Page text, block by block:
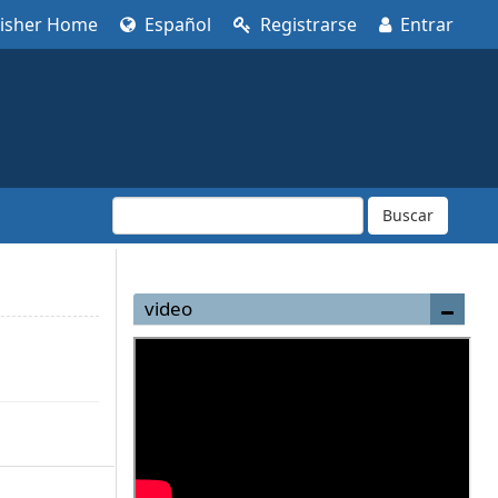
Home Español Registrarse Entrar
Buscar
video